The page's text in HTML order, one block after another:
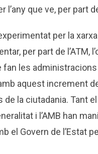
l’any que ve, per part
per la
per part de l’ATM,
fan les
aquest increment
la ciutadania. Tant
i l’AMB han
el Govern de l’Estat